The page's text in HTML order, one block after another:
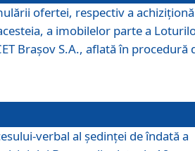
ofertei, respectiv a
a imobilelor parte a
Brașov S.A., aflată în procedură
verbal al şedinţei de îndată a